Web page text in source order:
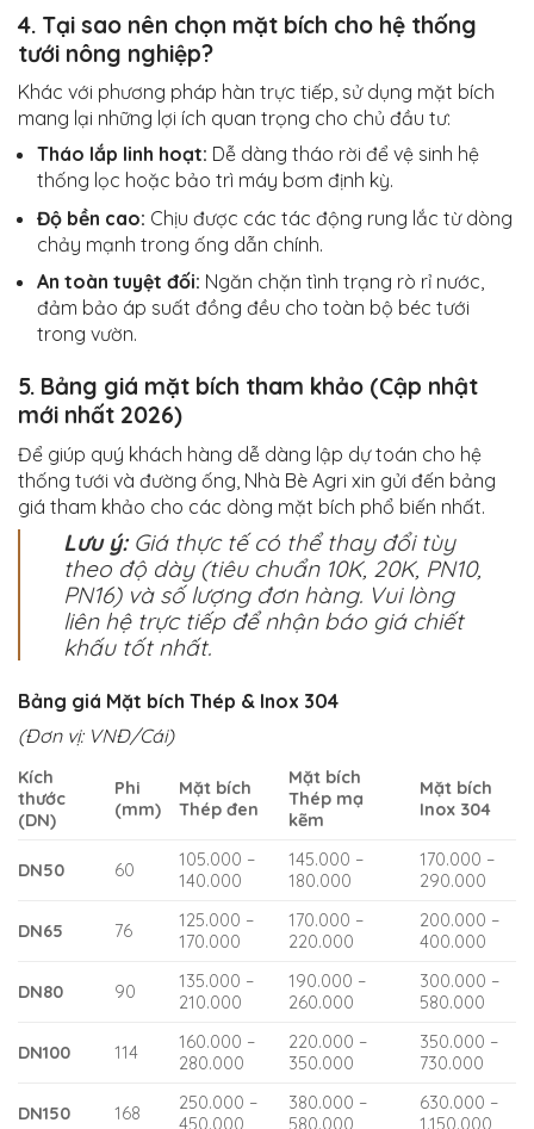
4. Tại sao nên chọn mặt bích cho hệ thống
tưới nông nghiệp?
Khác với phương pháp hàn trực tiếp, sử dụng mặt bích
mang lại những lợi ích quan trọng cho chủ đầu tư:
Tháo lắp linh hoạt: Dễ dàng tháo rời để vệ sinh hệ
thống lọc hoặc bảo trì máy bơm định kỳ.
Độ bền cao: Chịu được các tác động rung lắc từ dòng
chảy mạnh trong ống dẫn chính.
An toàn tuyệt đối: Ngăn chặn tình trạng rò rỉ nước,
đảm bảo áp suất đồng đều cho toàn bộ béc tưới
trong vườn.
5. Bảng giá mặt bích tham khảo (Cập nhật
mới nhất 2026)
Để giúp quý khách hàng dễ dàng lập dự toán cho hệ
thống tưới và đường ống, Nhà Bè Agri xin gửi đến bảng
giá tham khảo cho các dòng mặt bích phổ biến nhất.
Lưu ý:Giá thực tế có thể thay đổi tùy
theo độ dày (tiêu chuẩn 10K, 20K, PN10,
PN16) và số lượng đơn hàng. Vui lòng
liên hệ trực tiếp để nhận báo giá chiết
khấu tốt nhất.
Bảng giá Mặt bích Thép & Inox 304
(Đơn vị: VNĐ/Cái)
Kích
thước
(DN)
Phi
(mm)
Mặt bích
Thép đen
Mặt bích
Thép mạ
kẽm
Mặt bích
Inox 304
DN50 60
105.000 –
140.000
145.000 –
180.000
170.000 –
290.000
DN65 76
125.000 –
170.000
170.000 –
220.000
200.000 –
400.000
DN80 90
135.000 –
210.000
190.000 –
260.000
300.000 –
580.000
DN100 114
160.000 –
280.000
220.000 –
350.000
350.000 –
730.000
DN150 168
250.000 –
450.000
380.000 –
580.000
630.000 –
1.150.000